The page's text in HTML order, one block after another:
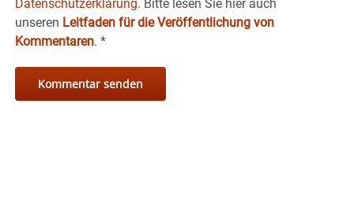
Datenschutzerklärung. Bitte lesen Sie hier auch
unseren Leitfaden für die Veröffentlichung von
Kommentaren. *